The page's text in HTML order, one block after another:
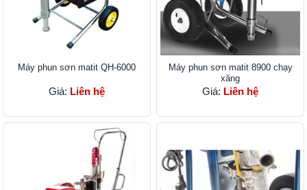
Máy phun sơn matit QH-6000
Giá: Liên hệ
Máy phun sơn matit 8900 chạy
xăng
Giá: Liên hệ